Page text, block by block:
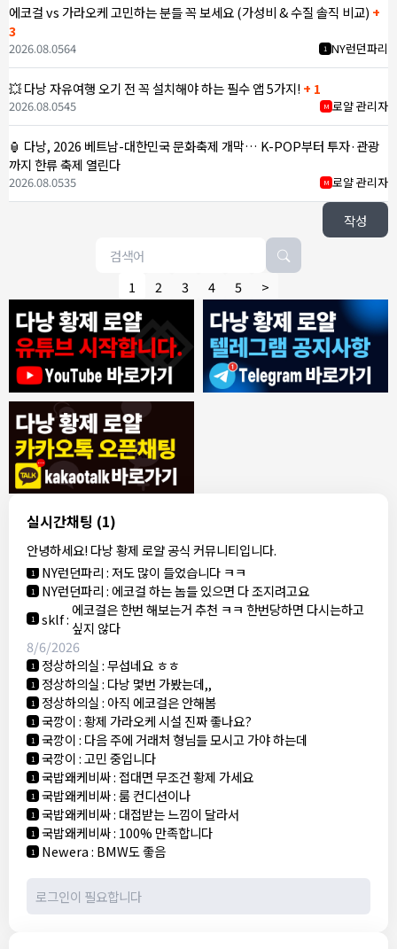
실시간채팅 (1)
안녕하세요! 다낭 황제 로얄 공식 커뮤니티입니다.
8/4/2026
1 모기한테물림:여기도 문의해보면 바로 알려줌
1 모기한테물림:정찰가보다 쌀수 없음
1 결혼안해:ㄹㅇ 팩트 ㅋㅋㅋㅋ
결혼안해:ㄹㅇ 팩트 ㅋㅋㅋㅋ
8/5/2026
NY런던파리 :다낭 에코걸 여기서 예약 가능한가요?
1 3군:에코걸 좀 조심 하는게 좋음
1 NY런던파리:저도 많이 들었습니다 ㅋㅋ
1 NY런던파리: 에코걸 하는 놈들 있으면 다 조지려고요
1 sklf: 에코걸은 한번 해보는거 추천 ㅋㅋ 한번당하면 다시는하고
싶지 않다
8/6/2026
1 정상하의실:무섭네요 ㅎㅎ
1 정상하의실: 다낭 몇번 가봤는데,,
1 정상하의실: 아직 에코걸은 안해봄
1 국깡이:황제 가라오케 시설 진짜 좋나요?
1 국깡이: 다음 주에 거래처 형님들 모시고 가야 하는데
1 국깡이:고민 중입니다
1 국밥왜케비싸: 접대면 무조건 황제 가세요
1 국밥왜케비싸:룸 컨디션이나
1 국밥왜케비싸: 대접받는 느낌이 달라서
1 국밥왜케비싸: 100% 만족합니다
1 Newera: BMW도 좋음
에코걸 vs 가라오케 고민하는 분들 꼭 보세요 (가성비 & 수질 솔직 비교) +
3
1 NY런던파리
2026.08.0564
💥 다낭 자유여행 오기 전 꼭 설치해야 하는 필수 앱 5가지! + 1
M 로얄 관리자
2026.08.0545
🏮 다낭, 2026 베트남-대한민국 문화축제 개막… K-POP부터 투자·관광
까지 한류 축제 열린다
M 로얄 관리자
2026.08.0535
작성
1 2 3 4 5 >